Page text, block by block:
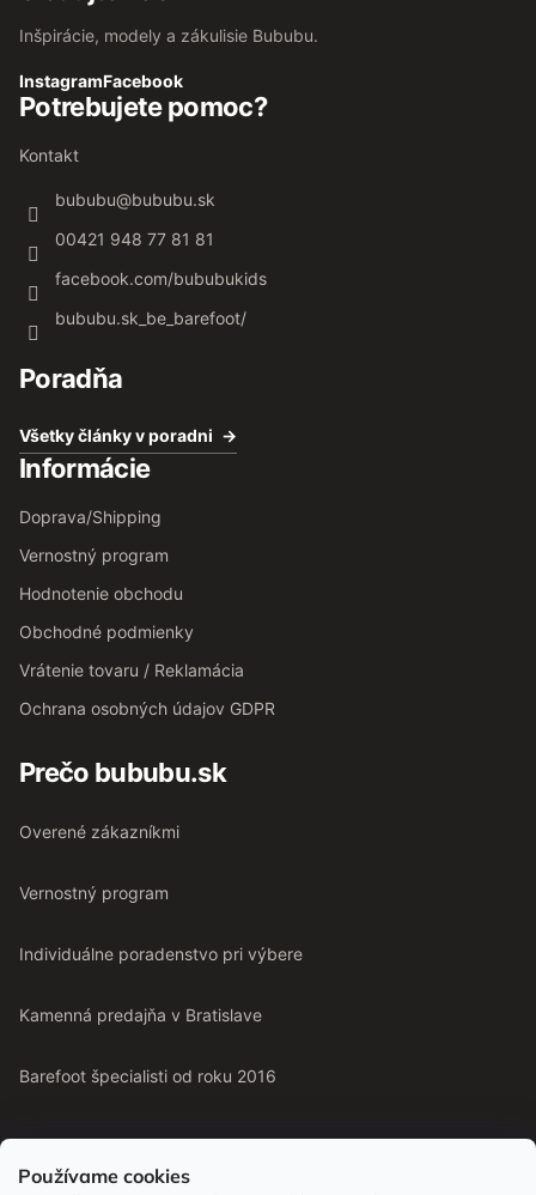
Používame cookies
Inšpirácie, modely a zákulisie Bububu.
InstagramFacebook
Potrebujete pomoc?
Kontakt
bububu@bububu.sk
00421 948 77 81 81
facebook.com/bububukids
bububu.sk_be_barefoot/
Poradňa
Všetky články v poradni
Informácie
Doprava/Shipping
Vernostný program
Hodnotenie obchodu
Obchodné podmienky
Vrátenie tovaru / Reklamácia
Ochrana osobných údajov GDPR
Prečo bububu.sk
Overené zákazníkmi
Vernostný program
Individuálne poradenstvo pri výbere
Kamenná predajňa v Bratislave
Barefoot špecialisti od roku 2016